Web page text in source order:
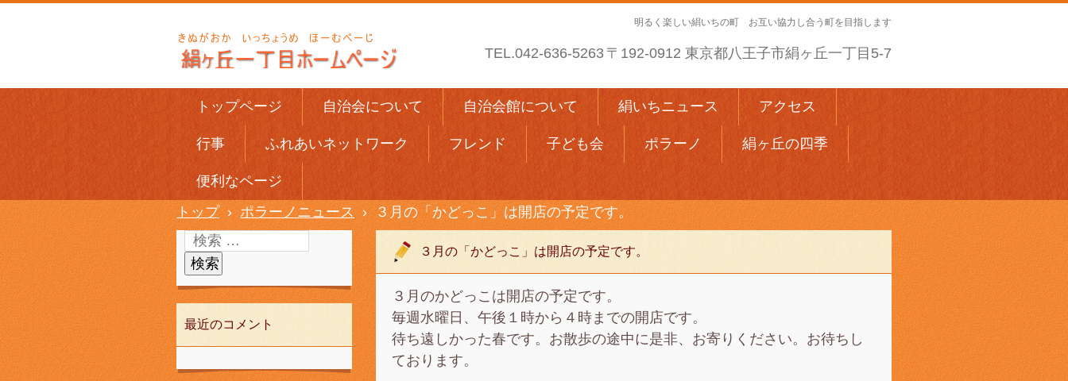
明るく楽しい絹いちの町 お互い協力し合う町を目指します
TEL.042-636-5263 〒192-0912 東京都八王子市絹ヶ丘一丁目5-7
トップページ 自治会について 自治会館について 絹いちニュース アクセス
行事 ふれあいネットワーク フレンド 子ども会 ポラーノ 絹ヶ丘の四季
便利なページ
トップ › ポラーノニュース › ３月の「かどっこ」は開店の予定です。
３月の「かどっこ」は開店の予定です。
３月のかどっこは開店の予定です。
毎週水曜日、午後１時から４時までの開店です。
待ち遠しかった春です。お散歩の途中に是非、お寄りください。お待ちし
ております。
最近のコメント